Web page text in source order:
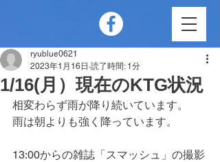
1/16(月）現在のKTG状況
ryublue0621
2023年1月16日 読了時間: 1分
相変わらず雨が降り続いています。
雨は朝よりも強く降っています。
13:00からの雑誌「スマッシュ」の撮影